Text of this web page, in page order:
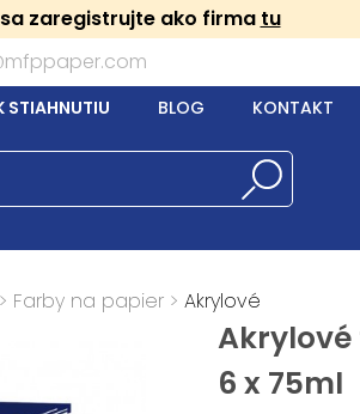
zaregistrujte ako firma tu
STIAHNUTIU BLOG KONTAKT
> Farby na papier > Akrylové
Akrylové
6 x 75ml